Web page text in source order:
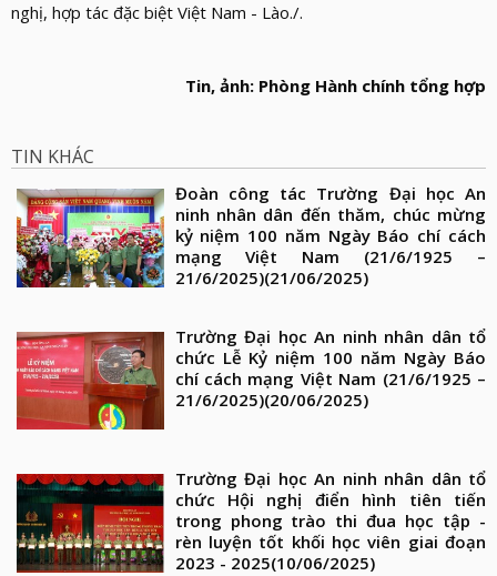
nghị, hợp tác đặc biệt Việt Nam - Lào./.
Tin, ảnh: Phòng Hành chính tổng hợp
TIN KHÁC
Đoàn công tác Trường Đại học An
ninh nhân dân đến thăm, chúc mừng
kỷ niệm 100 năm Ngày Báo chí cách
mạng Việt Nam (21/6/1925 –
21/6/2025)(21/06/2025)
Trường Đại học An ninh nhân dân tổ
chức Lễ Kỷ niệm 100 năm Ngày Báo
chí cách mạng Việt Nam (21/6/1925 –
21/6/2025)(20/06/2025)
Trường Đại học An ninh nhân dân tổ
chức Hội nghị điển hình tiên tiến
trong phong trào thi đua học tập -
rèn luyện tốt khối học viên giai đoạn
2023 - 2025(10/06/2025)